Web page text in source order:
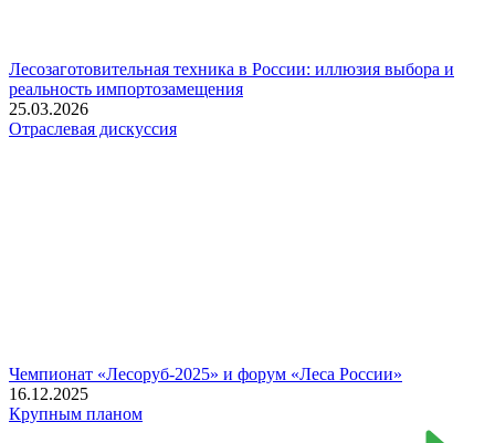
Лесозаготовительная техника в России: иллюзия выбора и
реальность импортозамещения
25.03.2026
Отраслевая дискуссия
Чемпионат «Лесоруб-2025» и форум «Леса России»
16.12.2025
Крупным планом